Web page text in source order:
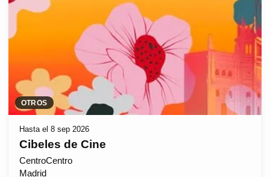
OTROS
Hasta el 8 sep 2026
Cibeles de Cine
CentroCentro
Madrid